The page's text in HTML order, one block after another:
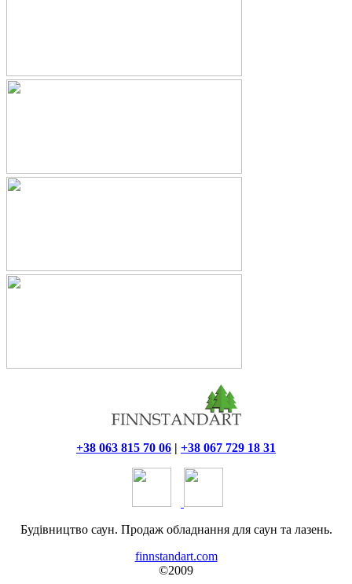
+38 063 815 70 06 | +38 067 729 18 31
Будівництво саун. Продаж обладнання для саун та лазень.
finnstandart.com
©2009